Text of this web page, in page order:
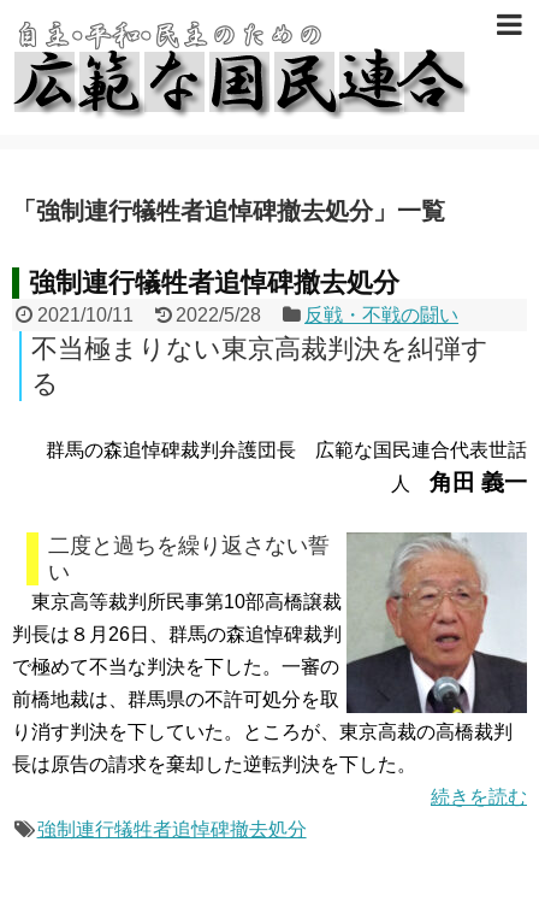
「 強制連行犠牲者追悼碑撤去処分」 一覧
強制連行犠牲者追悼碑撤去処分
2021/10/11 2022/5/28 反戦・不戦の闘い
不当極まりない東京高裁判決を糾弾す
る
群馬の森追悼碑裁判弁護団長 広範な国民連合代表世話
人 角田 義一
二度と過ちを繰り返さない誓
い
東京高等裁判所民事第10部高橋譲裁
判長は８月26日、群馬の森追悼碑裁判
で極めて不当な判決を下した。一審の
前橋地裁は、群馬県の不許可処分を取
り消す判決を下していた。ところが、東京高裁の高橋裁判
長は原告の請求を棄却した逆転判決を下した。
続きを読む
強制連行犠牲者追悼碑撤去処分